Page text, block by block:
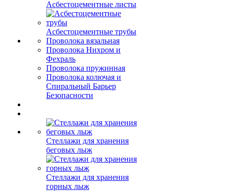
Асбестоцементные листы
Асбестоцементные трубы
Проволока вязальная
Проволока Нихром и
Фехраль
Проволока пружинная
Проволока колючая и
Спиральный Барьер
Безопасности
Стеллажи для хранения
беговых лыж
Стеллажи для хранения
горных лыж